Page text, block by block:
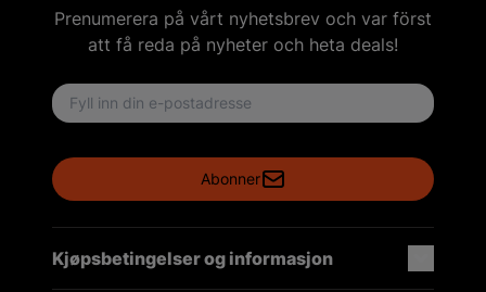
Prenumerera på vårt nyhetsbrev och var först
att få reda på nyheter och heta deals!
Email address
Abonner
Kjøpsbetingelser og informasjon